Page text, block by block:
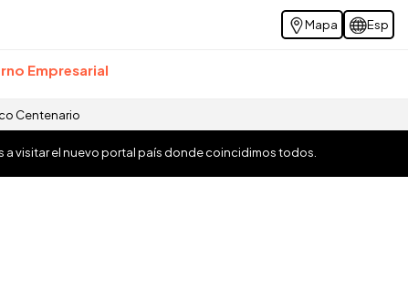
Mapa Esp
Empresarial
Centenario
a visitar el nuevo portal país donde coincidimos todos.